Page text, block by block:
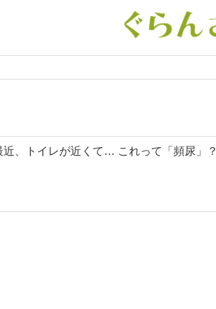
近、トイレが近くて… これって「頻尿」？